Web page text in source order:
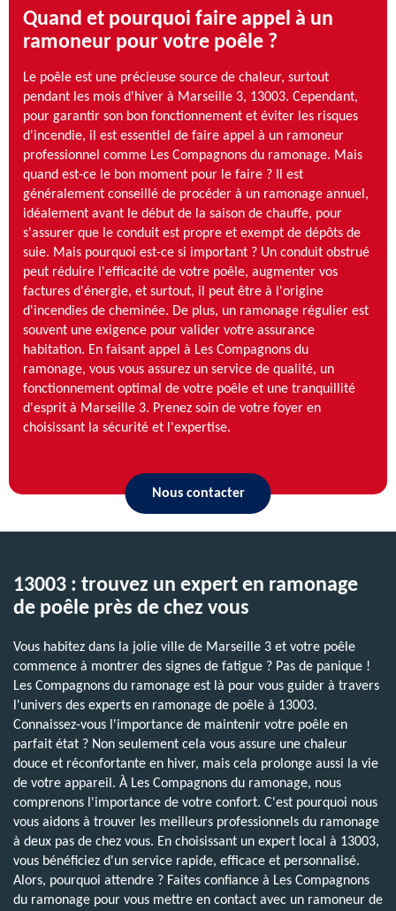
Quand et pourquoi faire appel à un
ramoneur pour votre poêle ?
Le poêle est une précieuse source de chaleur, surtout
pendant les mois d'hiver à Marseille 3, 13003. Cependant,
pour garantir son bon fonctionnement et éviter les risques
d'incendie, il est essentiel de faire appel à un ramoneur
professionnel comme Les Compagnons du ramonage. Mais
quand est-ce le bon moment pour le faire ? Il est
généralement conseillé de procéder à un ramonage annuel,
idéalement avant le début de la saison de chauffe, pour
s'assurer que le conduit est propre et exempt de dépôts de
suie. Mais pourquoi est-ce si important ? Un conduit obstrué
peut réduire l'efficacité de votre poêle, augmenter vos
factures d'énergie, et surtout, il peut être à l'origine
d'incendies de cheminée. De plus, un ramonage régulier est
souvent une exigence pour valider votre assurance
habitation. En faisant appel à Les Compagnons du
ramonage, vous vous assurez un service de qualité, un
fonctionnement optimal de votre poêle et une tranquillité
d'esprit à Marseille 3. Prenez soin de votre foyer en
choisissant la sécurité et l'expertise.
Nous contacter
13003 : trouvez un expert en ramonage
de poêle près de chez vous
Vous habitez dans la jolie ville de Marseille 3 et votre poêle
commence à montrer des signes de fatigue ? Pas de panique !
Les Compagnons du ramonage est là pour vous guider à travers
l'univers des experts en ramonage de poêle à 13003.
Connaissez-vous l'importance de maintenir votre poêle en
parfait état ? Non seulement cela vous assure une chaleur
douce et réconfortante en hiver, mais cela prolonge aussi la vie
de votre appareil. À Les Compagnons du ramonage, nous
comprenons l'importance de votre confort. C'est pourquoi nous
vous aidons à trouver les meilleurs professionnels du ramonage
à deux pas de chez vous. En choisissant un expert local à 13003,
vous bénéficiez d'un service rapide, efficace et personnalisé.
Alors, pourquoi attendre ? Faites confiance à Les Compagnons
du ramonage pour vous mettre en contact avec un ramoneur de